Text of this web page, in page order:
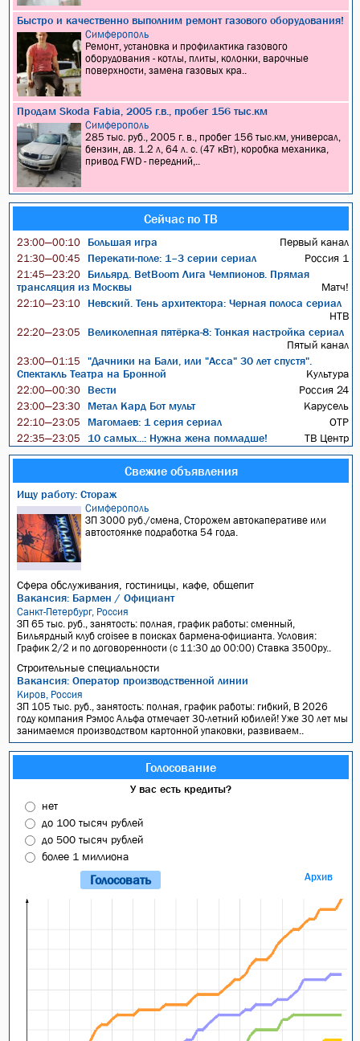
Быстро и качественно выполним ремонт газового оборудования!
Симферополь
Ремонт, установка и профилактика газового
оборудования - котлы, плиты, колонки, варочные
поверхности, замена газовых кра..
Продам Skoda Fabia, 2005 г.в., пробег 156 тыс.км
Симферополь
285 тыс. руб., 2005 г. в., пробег 156 тыс.км, универсал,
бензин, дв. 1.2 л, 64 л. с. (47 кВт), коробка механика,
привод FWD - передний,..
Сейчас по ТВ
23:00—00:10 Большая игра Первый канал
21:30—00:45 Перекати-поле: 1–3 серии сериал Россия 1
21:45—23:20
Бильярд. BetBoom Лига Чемпионов. Прямая
трансляция из Москвы
Матч!
22:10—23:10
Невский. Тень архитектора: Черная полоса сериал
НТВ
22:20—23:05
Великолепная пятёрка-8: Тонкая настройка сериал
Пятый канал
23:00—01:15
"Дачники на Бали, или "Асса" 30 лет спустя".
Спектакль Театра на Бронной
Культура
22:00—00:30 Вести Россия 24
23:00—23:30 Метал Кард Бот мульт Карусель
22:10—23:05 Магомаев: 1 серия сериал ОТР
22:35—23:05 10 самых...: Нужна жена помладше! ТВ Центр
Свежие объявления
Ищу работу: Стораж
Симферополь
ЗП 3000 руб./смена, Сторожем автокаперативе или
автостоянке подработка 54 года.
Сфера обслуживания, гостиницы, кафе, общепит
Вакансия: Бармен / Официант
Санкт-Петербург, Россия
ЗП 65 тыс. руб., занятость: полная, график работы: сменный,
Бильярдный клуб croisee в поисках бармена-официанта. Условия:
График 2/2 и по договоренности (с 11:30 до 00:00) Ставка 3500ру..
Строительные специальности
Вакансия: Оператор производственной линии
Киров, Россия
ЗП 105 тыс. руб., занятость: полная, график работы: гибкий, В 2026
году компания Рэмос Альфа отмечает 30-летний юбилей! Уже 30 лет мы
занимаемся производством картонной упаковки, развиваем..
Голосование
У вас есть кредиты?
нет
до 100 тысяч рублей
до 500 тысяч рублей
более 1 миллиона
Архив